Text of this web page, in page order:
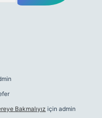
Bakmalıyız için admin